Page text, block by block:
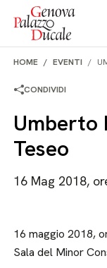
Salta al contenuto
HOME EVENTI
CONDIVIDI
Umberto
Teseo
16 Mag 2018,
16 maggio 2018,
Sala del Minor